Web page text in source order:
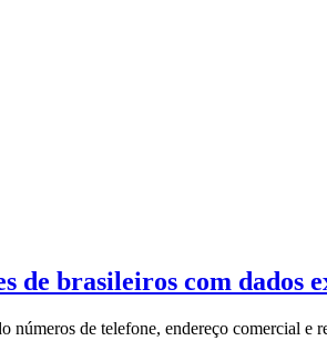
de brasileiros com dados
números de telefone, endereço comercial e